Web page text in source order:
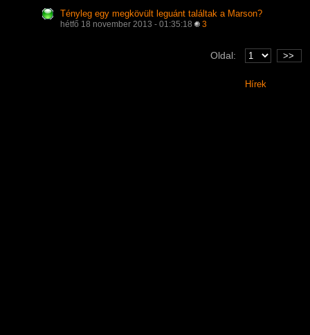
Tényleg egy megkövült leguánt találtak a Marson?
hétfő 18 november 2013 - 01:35:18 3
Oldal: >>
Hírek